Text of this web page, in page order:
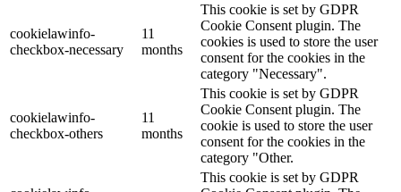
cookielawinfo-
checkbox-necessary
11
months
This cookie is set by GDPR
Cookie Consent plugin. The
cookies is used to store the user
consent for the cookies in the
category "Necessary".
cookielawinfo-
checkbox-others
11
months
This cookie is set by GDPR
Cookie Consent plugin. The
cookie is used to store the user
consent for the cookies in the
category "Other.
This cookie is set by GDPR